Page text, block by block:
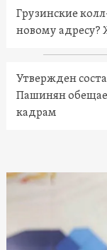
Грузинские
новому адресу?
Утвержден
Пашинян
кадрам